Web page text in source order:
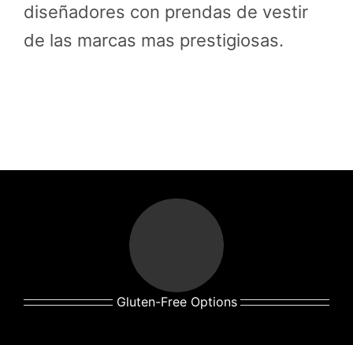
diseñadores con prendas de vestir
de las marcas mas prestigiosas.
Gluten-Free Options